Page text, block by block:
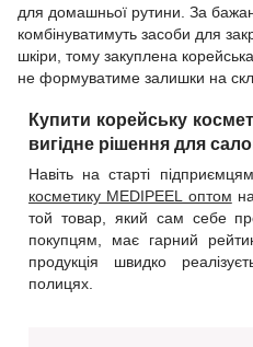
для домашньої рутини. За
комбінуватимуть засоби для
шкіри, тому закуплена
не формуватиме залишки на
Купити корейську
вигідне рішення для
Навіть на старті
косметику MEDIPEEL оптом
той товар, який сам себе
покупцям, має гарний
продукція швидко
полицях.